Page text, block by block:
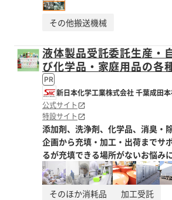
その他搬送機械
液体製品受託委託生産・
び化学品・家庭用品の各
PR
新日本化学工業株式会社 千葉成田
公式サイト
特設サイト
添加剤、洗浄剤、化学品、消臭・
企画から充填・加工・出荷までサ
るが充填できる場所がないお悩み
そのほか消耗品 加工受託